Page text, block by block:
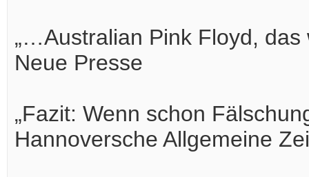
„…Australian Pink Floyd, das
Neue Presse
„Fazit: Wenn schon
Hannoversche Allgemeine